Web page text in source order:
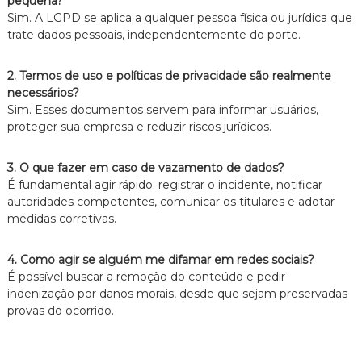
Sim. A LGPD se aplica a qualquer pessoa física ou jurídica que
trate dados pessoais, independentemente do porte.
2. Termos de uso e políticas de privacidade são realmente
necessários?
Sim. Esses documentos servem para informar usuários,
proteger sua empresa e reduzir riscos jurídicos.
3. O que fazer em caso de vazamento de dados?
É fundamental agir rápido: registrar o incidente, notificar
autoridades competentes, comunicar os titulares e adotar
medidas corretivas.
4. Como agir se alguém me difamar em redes sociais?
É possível buscar a remoção do conteúdo e pedir
indenização por danos morais, desde que sejam preservadas
provas do ocorrido.